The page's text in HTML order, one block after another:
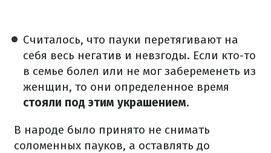
Считалось, что пауки перетягивают на
себя весь негатив и невзгоды. Если кто-то
в семье болел или не мог забеременеть из
женщин, то они определенное время
стояли под этим украшением.
В народе было принято не снимать
соломенных пауков, а оставлять до